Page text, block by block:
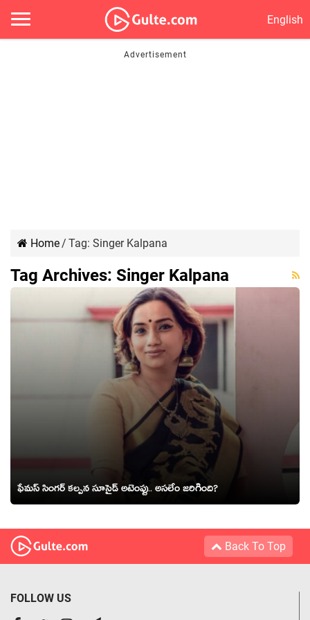
English
Home/ Tag: Singer Kalpana
Tag Archives: Singer Kalpana
ఫేమస్ సింగర్ కల్పన సూసైడ్ అటెంప్టు.. అసలేం జరిగింది?
Back To Top
FOLLOW US